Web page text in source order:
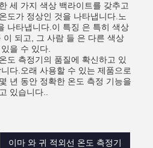
세 가지 색상 백라이트를 갖추고
도가 정상인 것을 나타냅니다.노
나타냅니다.이 특징 은 특히 색상
이 되고, 그 사람 들 은 다른 색상
을 수 있다.
도 측정기의 품질에 확신하고 있
다.오래 사용할 수 있는 제품으로
년 동안 정확한 온도 측정 기능을
있습니다..
이마 와 귀 적외선 온도 측정기